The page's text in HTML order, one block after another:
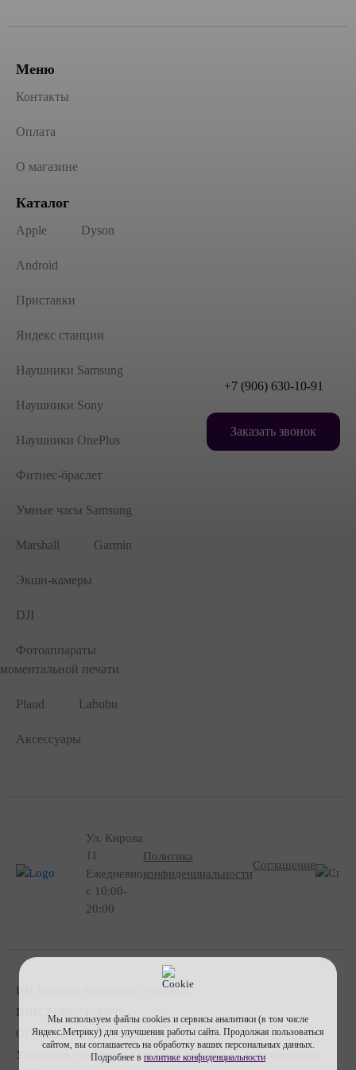
Меню
Контакты
Оплата
О магазине
Каталог
Apple Dyson
Android
Приставки
Яндекс станции
Наушники Samsung
Наушники Sony
Наушники OnePlus
Фитнес-браслет
Умные часы Samsung
Marshall Garmin
Экшн-камеры
DJI
Фотоаппараты
моментальной печати
Plaud Labubu
Аксессуары
+7 (906) 630-10-91
Заказать звонок
Ул. Кирова
11
Ежедневно
с 10:00-
20:00
Политика
конфиденциальности
Соглашение
ИП Ефимов Александр Олегович
ИНН
ОГРНИП317715400053112
Указанная стоимость товаров и условия их приобретения
Мы используем файлы cookies и сервисы аналитики (в том числе
Яндекс.Метрику) для улучшения работы сайта. Продолжая пользоваться
сайтом, вы соглашаетесь на обработку ваших персональных данных.
Подробнее в политике конфиденциальности